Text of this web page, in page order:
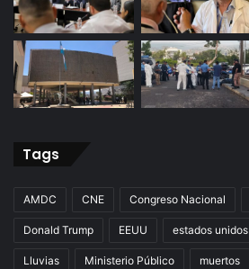
Tags
AMDC CNE Congreso Nacional
Donald Trump EEUU estados unidos
Lluvias Ministerio Público muertos